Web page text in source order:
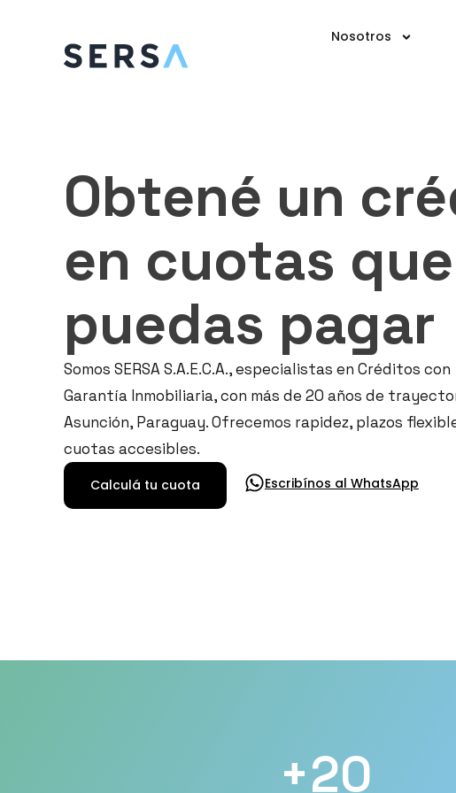
Nosotros
Obtené un
en cuotas
puedas pagar
Somos SERSA S.A.E.C.A., especialistas en Créditos con
Garantía Inmobiliaria, con más de 20 años de
Asunción, Paraguay. Ofrecemos rapidez, plazos
cuotas accesibles.
Calculá tu cuota Escribínos al WhatsApp
+20